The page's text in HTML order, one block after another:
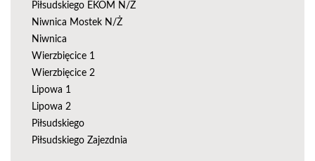
Piłsudskiego EKOM N/Ż
Niwnica Mostek N/Ż
Niwnica
Wierzbięcice 1
Wierzbięcice 2
Lipowa 1
Lipowa 2
Piłsudskiego
Piłsudskiego Zajezdnia